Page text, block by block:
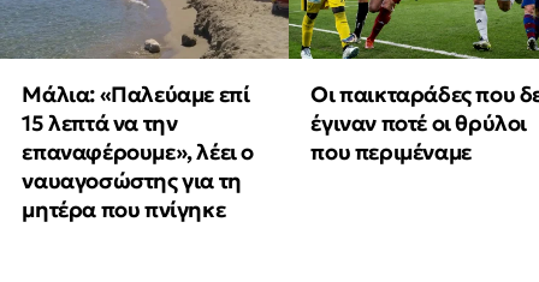
Μάλια: «Παλεύαμε επί
15 λεπτά να την
επαναφέρουμε», λέει ο
ναυαγοσώστης για τη
μητέρα που πνίγηκε
Οι παικταράδες που
έγιναν ποτέ οι θρύλοι
που περιμέναμε